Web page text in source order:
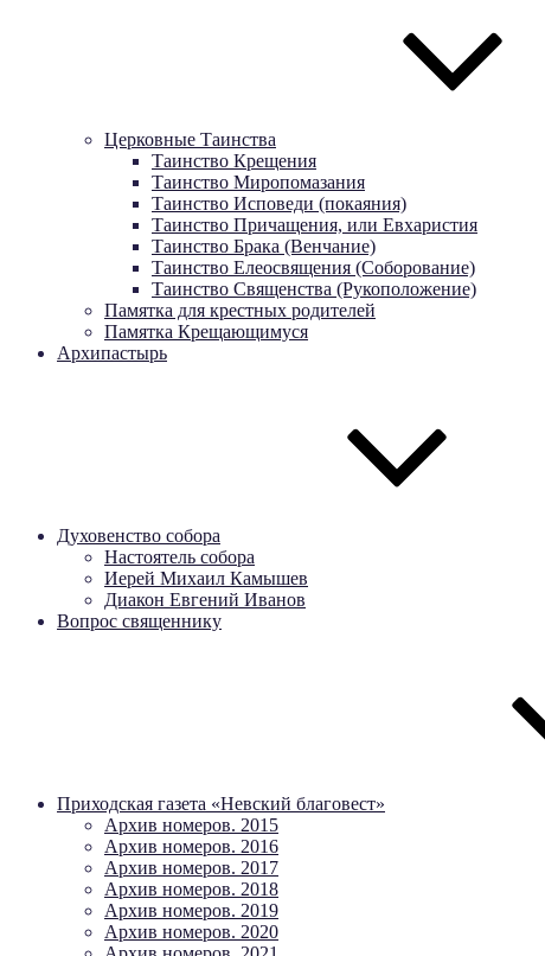
Церковные Таинства
Таинство Крещения
Таинство Миропомазания
Таинство Исповеди (покаяния)
Таинство Причащения, или Евхаристия
Таинство Брака (Венчание)
Таинство Елеосвящения (Соборование)
Таинство Священства (Рукоположение)
Памятка для крестных родителей
Памятка Крещающимуся
Архипастырь
Духовенство собора
Настоятель собора
Иерей Михаил Камышев
Диакон Евгений Иванов
Вопрос священнику
Приходская газета «Невский благовест»
Архив номеров. 2015
Архив номеров. 2016
Архив номеров. 2017
Архив номеров. 2018
Архив номеров. 2019
Архив номеров. 2020